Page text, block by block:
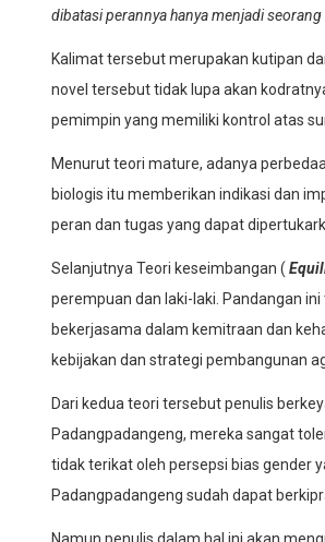
dibatasi perannya hanya menjadi
Kalimat tersebut merupakan kutipan
novel tersebut tidak lupa akan
pemimpin yang memiliki kontrol atas
Menurut teori mature, adanya
biologis itu memberikan indikasi dan
peran dan tugas yang dapat
Selanjutnya Teori keseimbangan (
perempuan dan laki-laki. Pandangan
bekerjasama dalam kemitraan dan
kebijakan dan strategi pembangunan
Dari kedua teori tersebut penulis
Padangpadangeng, mereka sangat
tidak terikat oleh persepsi bias gender
Padangpadangeng sudah dapat